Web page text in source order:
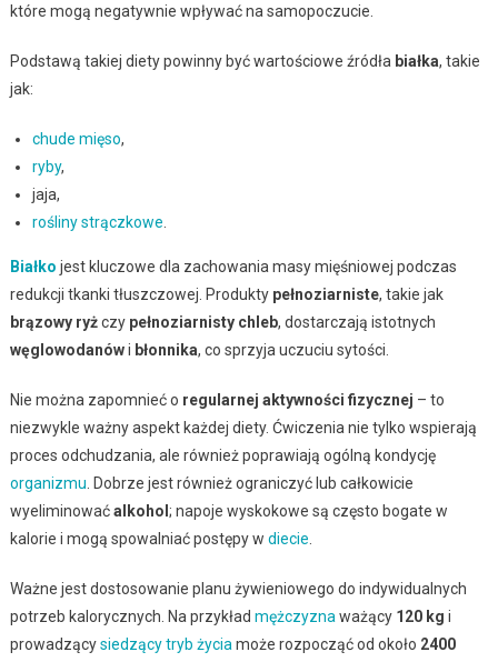
które mogą negatywnie wpływać na samopoczucie.
Podstawą takiej diety powinny być wartościowe źródła białka, takie
jak:
chude mięso,
ryby,
jaja,
rośliny strączkowe
Białko jest kluczowe dla zachowania masy mięśniowej podczas
redukcji tkanki tłuszczowej. Produkty pełnoziarniste, takie jak
brązowy ryżczy pełnoziarnisty chleb, dostarczają istotnych
węglowodanówi błonnika, co sprzyja uczuciu sytości.
Nie można zapomnieć o regularnej aktywności fizycznej – to
niezwykle ważny aspekt każdej diety. Ćwiczenia nie tylko wspierają
proces odchudzania, ale również poprawiają ogólną kondycję
organizmu . Dobrze jest również ograniczyć lub całkowicie
wyeliminowaćalkohol ; napoje wyskokowe są często bogate w
kalorie i mogą spowalniać postępy w diecie
Ważne jest dostosowanie planu żywieniowego do indywidualnych
potrzeb kalorycznych. Na przykład mężczyzna ważący 120 kg i
prowadzącysiedzący tryb życia może rozpocząć od około 2400